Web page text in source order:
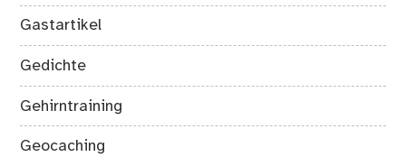
Gastartikel
Gedichte
Gehirntraining
Geocaching